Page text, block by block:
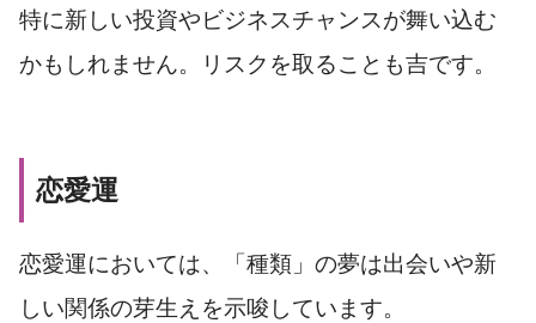
特に新しい投資やビジネスチャンスが舞い込む
かもしれません。リスクを取ることも吉です。
恋愛運
恋愛運においては、「種類」の夢は出会いや新
しい関係の芽生えを示唆しています。